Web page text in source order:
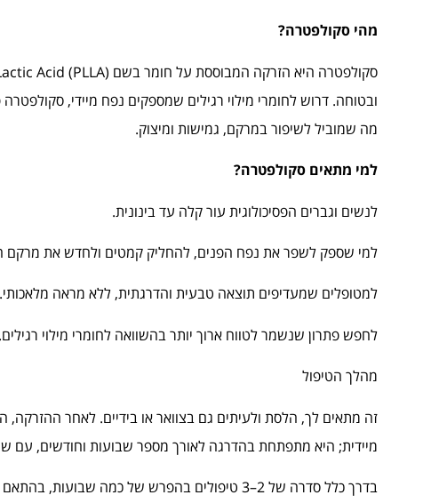
מהי סקולפטרה?
ובטוחה. דרוש לחומרי מילוי רגילים שמספקים נפח מיידי,
מה שמוביל לשיפור במרקם, גמישות ומיצוק.
למי מתאים סקולפטרה?
לנשים וגברים הפסיכולוגית עור קלה עד בינונית.
למי שספק לשפר את נפח הפנים, להחליק קמטים ולחדש את מרקם
למטופלים שמעדיפים תוצאה טבעית והדרגתית, ללא מראה מלאכותי.
לחפש פתרון שנשמר לטווח ארוך יותר בהשוואה לחומרי מילוי רגילים.
מהלך הטיפול
זה מתאים לך, הלסת ולעיתים גם בצוואר או בידיים. לאחר ההזרקה,
מיידית; היא מתפתחת בהדרגה לאורך מספר שבועות וחודשים, עם
בדרך כלל סדרה של 2–3 טיפולים בהפרש של כמה שבועות, בהתאם להמלצת הרופא ותוכנית הטיפול האישית.